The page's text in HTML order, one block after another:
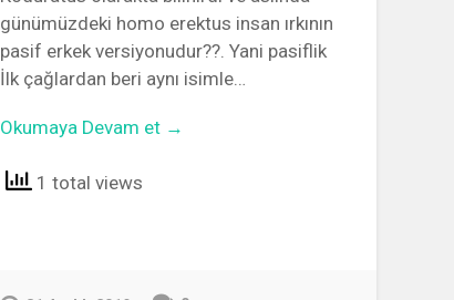
günümüzdeki homo erektus insan ırkının
pasif erkek versiyonudur??. Yani pasiflik
İlk çağlardan beri aynı isimle…
Okumaya Devam et →
1 total views